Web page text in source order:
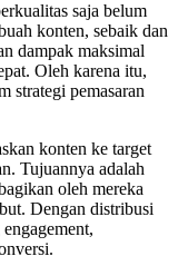
saja belum
konten, sebaik dan
dampak maksimal
Oleh karena itu,
strategi pemasaran
konten ke target
Tujuannya adalah
oleh mereka
Dengan distribusi